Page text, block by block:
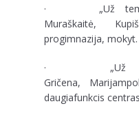
· „Už temos
Muraškaitė,
progimnazija,
· „Už
Gričena,
daugiafunkcis